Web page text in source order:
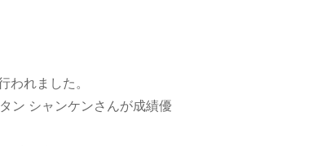
れました。
ン シャンケンさんが成績優